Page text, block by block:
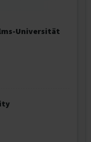
Universität